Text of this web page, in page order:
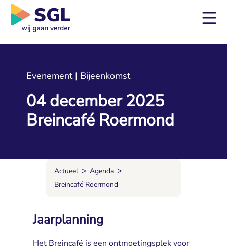
Evenement | Bijeenkomst
04 december 2025
Breincafé Roermond
Actueel > Agenda >
Breincafé Roermond
Jaarplanning
Het Breincafé is een ontmoetingsplek voor